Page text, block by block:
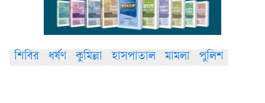
শিবির ধর্ষণ কুমিল্লা হাসপাতাল মামলা পুলিশ